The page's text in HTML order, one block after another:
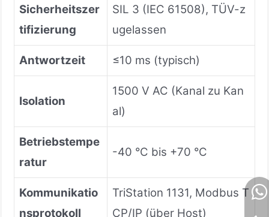
Sicherheitszer
tifizierung
SIL 3 (IEC 61508), TÜV-z
ugelassen
Antwortzeit ≤10 ms (typisch)
Isolation
1500 V AC (Kanal zu Kan
al)
Betriebstempe
ratur
-40 °C bis +70 °C
Kommunikatio
nsprotokoll
TriStation 1131, Modbus T
CP/IP (über Host)